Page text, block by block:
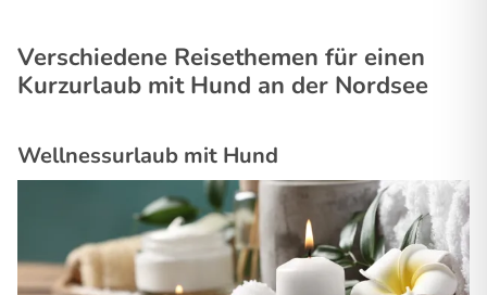
Verschiedene Reisethemen für einen
Kurzurlaub mit Hund an der Nordsee
Wellnessurlaub mit Hund